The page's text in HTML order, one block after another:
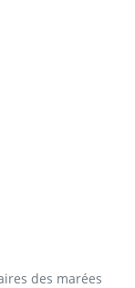
des marées